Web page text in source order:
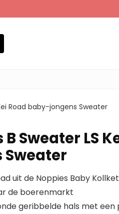
Road baby-jongens Sweater
B Sweater LS
Sweater
uit de Noppies Baby
de boerenmarkt
geribbelde hals met